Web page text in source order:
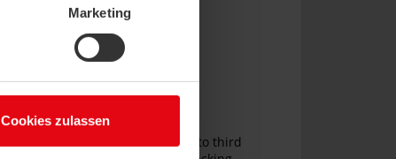
Marketing
Cookies zulassen